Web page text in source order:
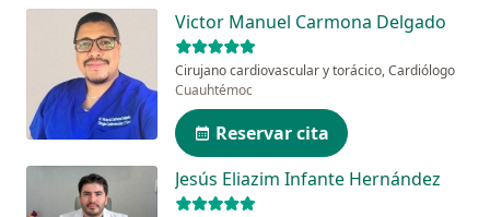
Victor Manuel Carmona Delgado
Cirujano cardiovascular y torácico, Cardiólogo
Cuauhtémoc
Reservar cita
Jesús Eliazim Infante Hernández